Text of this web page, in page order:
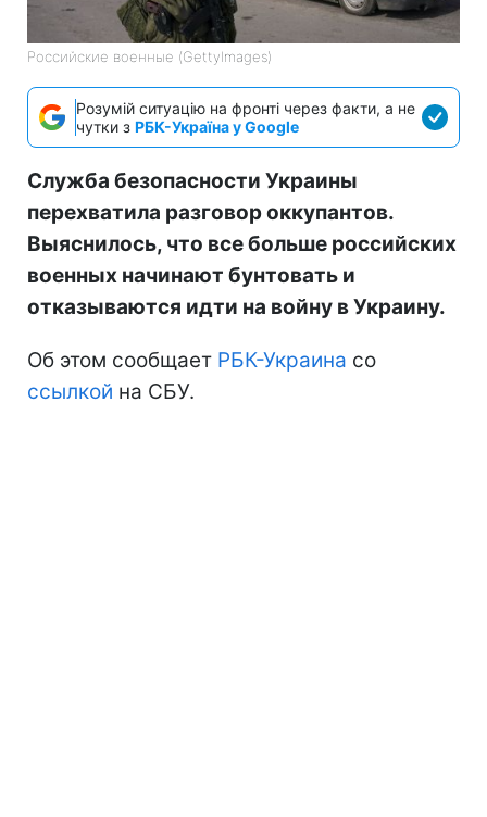
Российские военные (GettyImages)
Розумій ситуацію на фронті через факти, а не
чутки з РБК-Україна у Google
Служба безопасности Украины
перехватила разговор оккупантов.
Выяснилось, что все больше российских
военных начинают бунтовать и
отказываются идти на войну в Украину.
Об этом сообщает РБК-Украина со
ссылкой на СБУ.